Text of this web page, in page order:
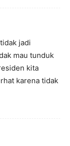
jadi
mau tunduk
kita
karena tidak